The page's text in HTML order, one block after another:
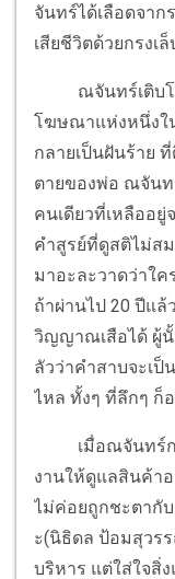
จันทร์ได้เลือดจาก
เสียชีวิตด้วยกรงเ
ณจันทร์เติบโต
โฆษณาแห่งหนึ่งใ
กลายเป็นฝันร้าย
ตายของพ่อ ณจัน
คนเดียวที่เหลืออ
คำสูรย์ที่ดูสติไม่ส
มาอะละวาดว่าใ
ถ้าผ่านไป 20 ปีแล้
วิญญาณเสือได้ ผู้นั้
ลัวว่าคำสาบจะเป็
ไหล ทั้งๆ ที่ลึกๆ ก็
เมื่อณจันทร์กลั
งานให้ดูแลสินค้า
ไม่ค่อยถูกชะตากั
ะ(นิธิดล ป้อมสุวร
บริหาร แต่ใส่ใจสิ่